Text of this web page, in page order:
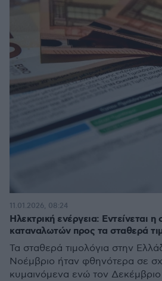
Ηλεκτρική ενέργεια: Eντείνεται
καταναλωτών προς τα σταθερά
Τα σταθερά τιμολόγια στην
Νοέμβριο ήταν φθηνότερα σε
κυμαινόμενα ενώ τον Δεκέμβριο
11.01.2026, 08:24